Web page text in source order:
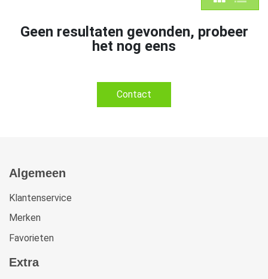
Geen resultaten gevonden, probeer
het nog eens
Contact
Algemeen
Klantenservice
Merken
Favorieten
Extra